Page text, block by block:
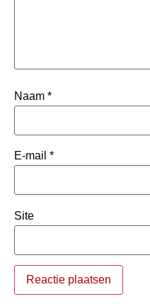
Naam *
E-mail *
Site